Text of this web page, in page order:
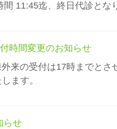
11:45迄、終日代診と
時間変更のお知らせ
来の受付は17時までと
ます。
らせ